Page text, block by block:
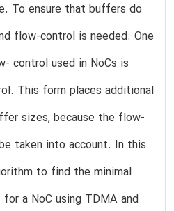
To ensure that buffers do
flow-control is needed. One
control used in NoCs is
This form places additional
sizes, because the flow-
taken into account. In this
to find the minimal
a NoC using TDMA and